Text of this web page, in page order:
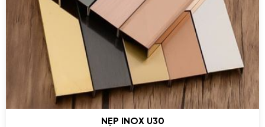
NẸP INOX U30